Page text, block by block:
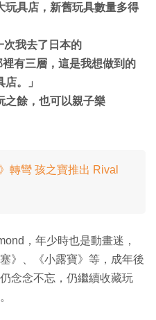
玩具店，新舊玩具數量多得
我去了日本的
有三層，這是我想做到的
。」
之餘，也可以親子樂
轉彎 孩之寶推出 Rival
，年少時也是動畫迷，
》、《小露寶》等，成年後
念念不忘，仍繼續收藏玩